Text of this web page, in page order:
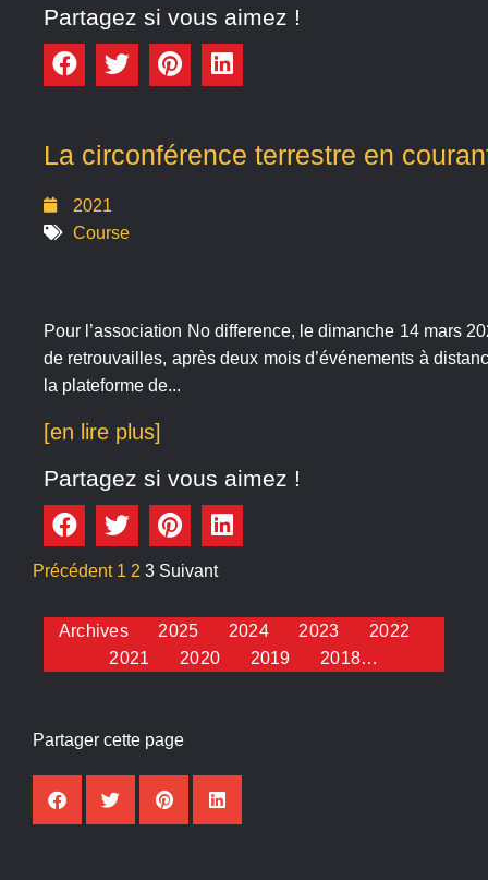
Partagez si vous aimez !
La circonférence terrestre en
2021
Course
Pour l’association No difference, le dimanche 14 mars
de retrouvailles, après deux mois d’événements à
la plateforme de...
[en lire plus]
Partagez si vous aimez !
Précédent 1 2 3 Suivant
Archives 2025 2024 2023
2022
2021
2020 2019 2018…
Partager cette page